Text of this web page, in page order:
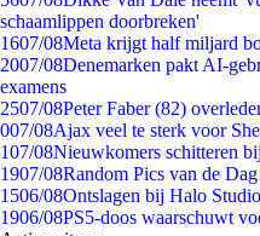
schaamlippen doorbreken'
1607/08Meta krijgt half miljard
2007/08Denemarken pakt AI-
examens
2507/08Peter Faber (82)
007/08Ajax veel te sterk voor
107/08Nieuwkomers schitteren
1907/08Random Pics van de
1506/08Ontslagen bij Halo
1906/08PS5-doos waarschuwt